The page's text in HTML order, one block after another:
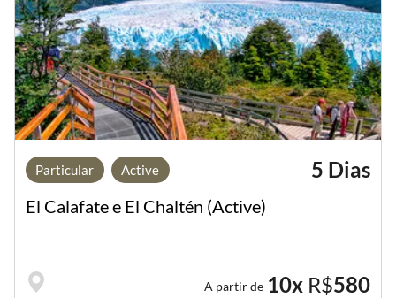
Particular Active 5 Dias
El Calafate e El Chaltén (Active)
A partir de 10x R$580